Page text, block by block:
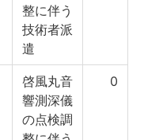
整に伴う
技術者派
遣
啓風丸音
響測深儀
の点検調
0